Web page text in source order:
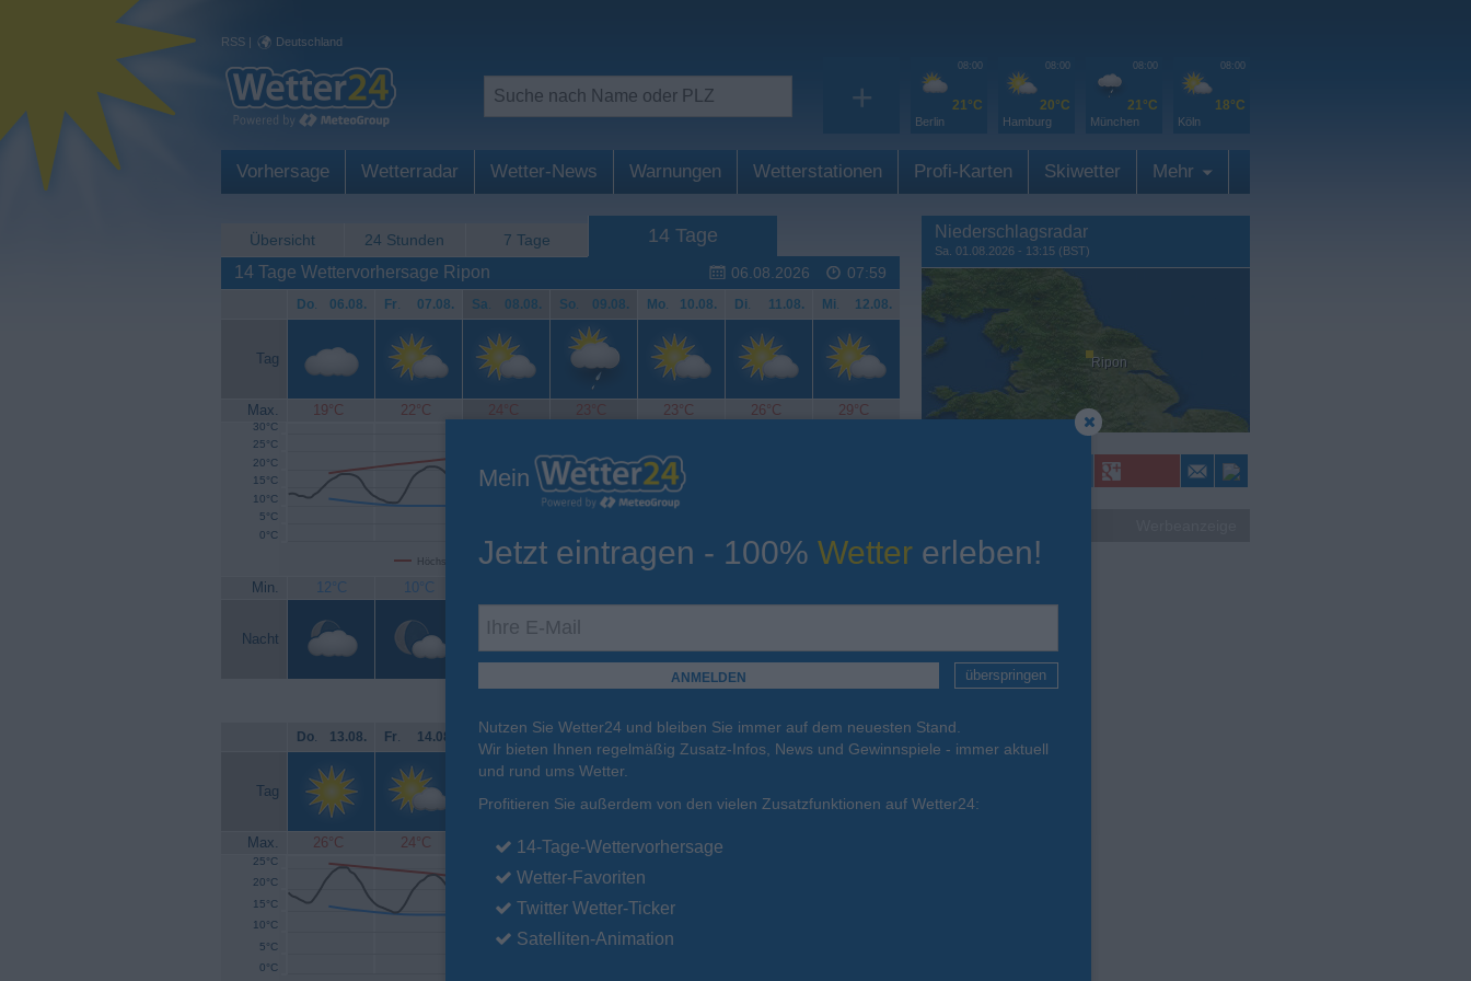
RSS | Deutschland
+
08:00
21°C
Berlin
08:00
20°C
Hamburg
08:00
21°C
München
08:00
18°C
Köln
Vorhersage Wetterradar Wetter-News Warnungen Wetterstationen Profi-Karten Skiwetter Mehr
Übersicht 24 Stunden 7 Tage 14 Tage
06.08.2026 07:59
14 Tage Wettervorhersage Ripon
Do. 06.08. Fr. 07.08. Sa. 08.08. So. 09.08. Mo. 10.08. Di. 11.08. Mi. 12.08.
Tag
Max. 19°C 22°C 24°C 23°C 23°C 26°C 29°C
Höchsttemperatur Tiefsttemperatur Aktuelle Temperatur
0°C
5°C
10°C
15°C
20°C
25°C
30°C
Min. 12°C 10°C
Nacht
Do. 13.08. Fr. 14.08. Sa. 15.08. So. 16.08. Mo . 17.08. Di. 18.08. Mi. 19.08.
Tag
Max. 26°C 24°C 22°C 21°C 23°C
0°C
5°C
10°C
15°C
20°C
25°C
Niederschlagsradar
Sa. 01.08.2026 - 13:15 (BST)
Ripon
Mein
Jetzt eintragen - 100% Wetter erleben!
überspringen
Nutzen Sie Wetter24 und bleiben Sie immer auf dem neuesten Stand.
Wir bieten Ihnen regelmäßig Zusatz-Infos, News und Gewinnspiele - immer aktuell
und rund ums Wetter.
Profitieren Sie außerdem von den vielen Zusatzfunktionen auf Wetter24:
14-Tage-Wettervorhersage
Wetter-Favoriten
Twitter Wetter-Ticker
Satelliten-Animation